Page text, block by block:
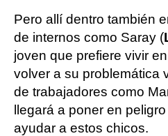
Pero allí dentro también
de internos como Saray (
joven que prefiere vivir
volver a su problemática
de trabajadores como
llegará a poner en
ayudar a estos chicos.